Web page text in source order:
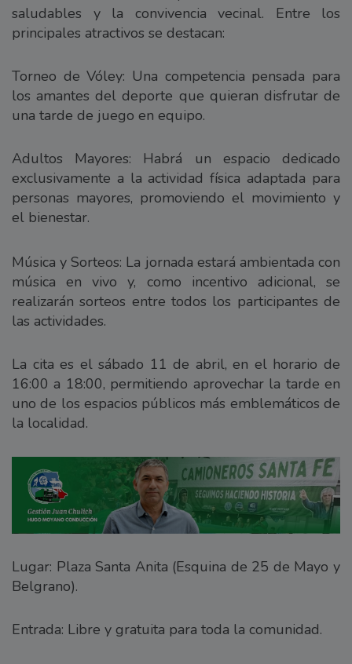
saludables y la convivencia vecinal. Entre los
principales atractivos se destacan:
Torneo de Vóley: Una competencia pensada para
los amantes del deporte que quieran disfrutar de
una tarde de juego en equipo.
Adultos Mayores: Habrá un espacio dedicado
exclusivamente a la actividad física adaptada para
personas mayores, promoviendo el movimiento y
el bienestar.
Música y Sorteos: La jornada estará ambientada con
música en vivo y, como incentivo adicional, se
realizarán sorteos entre todos los participantes de
las actividades.
La cita es el sábado 11 de abril, en el horario de
16:00 a 18:00, permitiendo aprovechar la tarde en
uno de los espacios públicos más emblemáticos de
la localidad.
Lugar: Plaza Santa Anita (Esquina de 25 de Mayo y
Belgrano).
Entrada: Libre y gratuita para toda la comunidad.